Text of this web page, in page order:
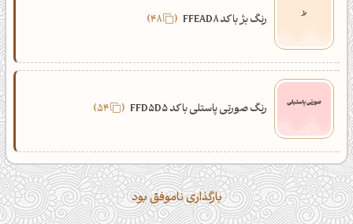
رنگ بژ با کد FFEAD8 48
رنگ صورتی پاستلی با کد FFD5D5 54
بارگذاری ناموفق بود